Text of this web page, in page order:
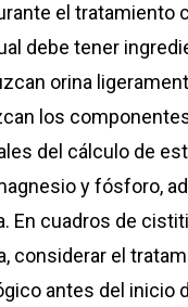
el tratamiento
debe tener
orina
los
del cálculo de
y fósforo,
En cuadros de
considerar el
antes del inicio